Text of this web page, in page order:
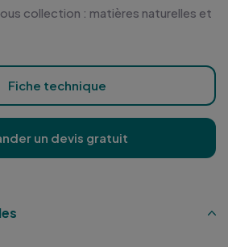
collection : matières naturelles et
Fiche technique
un devis gratuit